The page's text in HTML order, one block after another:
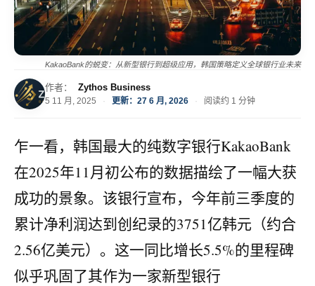
KakaoBank的蜕变：从新型银行到超级应用，韩国策略定义全球银行业未来
作者： Zythos Business
5 11 月, 2025 · 更新：27 6 月, 2026 · 阅读约 1 分钟
乍一看，韩国最大的纯数字银行KakaoBank
在2025年11月初公布的数据描绘了一幅大获
成功的景象。该银行宣布，今年前三季度的
累计净利润达到创纪录的3751亿韩元（约合
2.56亿美元）。这一同比增长5.5%的里程碑
似乎巩固了其作为一家新型银行